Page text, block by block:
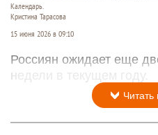
Календарь.
Кристина Тарасова
15 июня 2026 в 09:10
Россиян ожидает еще
недели в текущем году.
Читать